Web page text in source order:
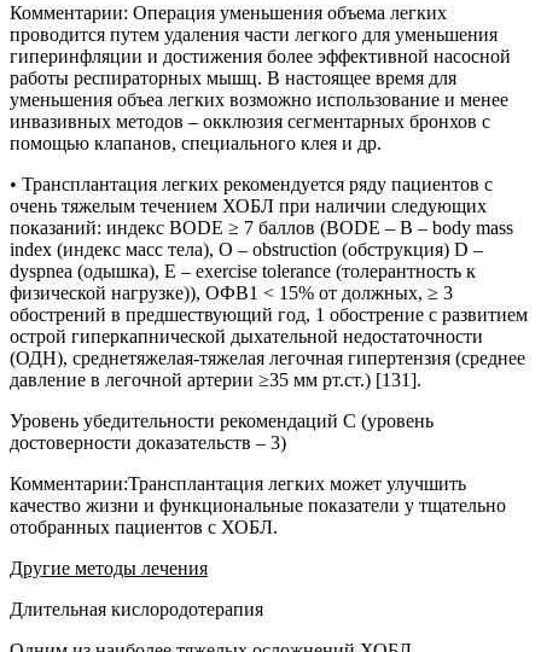
Комментарии: Операция уменьшения объема легких
проводится путем удаления части легкого для уменьшения
гиперинфляции и достижения более эффективной насосной
работы респираторных мышц. В настоящее время для
уменьшения объеа легких возможно использование и менее
инвазивных методов – окклюзия сегментарных бронхов с
помощью клапанов, специального клея и др.
• Трансплантация легких рекомендуется ряду пациентов с
очень тяжелым течением ХОБЛ при наличии следующих
показаний: индекс BODE ≥ 7 баллов (BODE – B – body mass
index (индекс масс тела), O – obstruction (обструкция) D –
dyspnea (одышка), E – exercise tolerance (толерантность к
физической нагрузке)), ОФВ1 < 15% от должных, ≥ 3
обострений в предшествующий год, 1 обострение с развитием
острой гиперкапнической дыхательной недостаточности
(ОДН), среднетяжелая-тяжелая легочная гипертензия (среднее
давление в легочной артерии ≥35 мм рт.ст.) [131].
Уровень убедительности рекомендаций С (уровень
достоверности доказательств – 3)
Комментарии:Трансплантация легких может улучшить
качество жизни и функциональные показатели у тщательно
отобранных пациентов с ХОБЛ.
Другие методы лечения
Длительная кислородотерапия